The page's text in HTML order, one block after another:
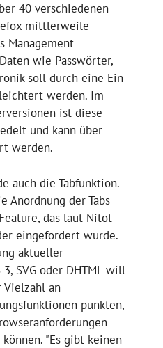
40 verschiedenen
mittlerweile
Management
wie Passwörter,
soll durch eine Ein-
werden. Im
ist diese
und kann über
werden.
auch die Tabfunktion.
Anordnung der Tabs
das laut Nitot
eingefordert wurde.
aktueller
SVG oder DHTML will
an
punkten,
"Es gibt keinen